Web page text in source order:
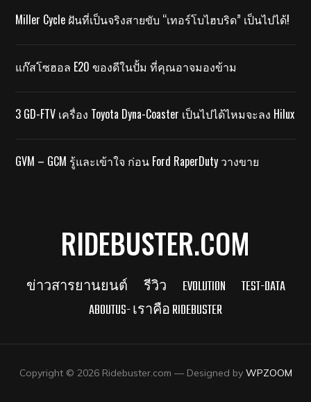
Miller Cycle ฝันที่เป็นจริงสายขับ “เทอร์โบไฮบริด” เป็นไปได้!
แก๊สโซฮอล E20 ของดีในปั้ม ที่คุณอาจมองข้าม
3 GD-FTV เครื่อง Toyota Dyna-Coaster เป็นไปได้ไหมจะลง Hilux
GVM – GCM รู้และเข้าใจ ก่อน Ford RaperDuty วางขาย
RIDEBUSTER.COM
ข่าวสารยานยนต์ รีวิว EVOLUTION
TEST-DATA
ABOUTUS- เราคือ RIDEBUSTER
Copyright © 2026 Ridebuster.com — Designed by WPZOOM